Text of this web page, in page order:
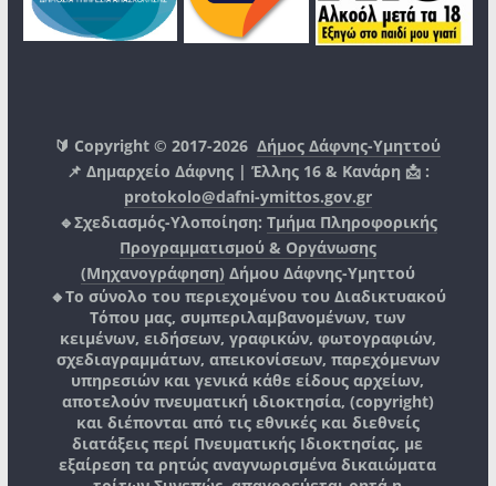
🔰 Copyright © 2017-2026Δήμος Δάφνης-Υμηττού
📌 Δημαρχείο Δάφνης | Έλλης 16 & Κανάρη 📩 :
protokolo@dafni-ymittos.gov.gr
🔹Σχεδιασμός-Υλοποίηση: Τμήμα Πληροφορικής
Προγραμματισμού & Οργάνωσης
(Μηχανογράφηση) Δήμου Δάφνης-Υμηττού
🔸Το σύνολο του περιεχομένου του Διαδικτυακού
Τόπου μας, συμπεριλαμβανομένων, των
κειμένων, ειδήσεων, γραφικών, φωτογραφιών,
σχεδιαγραμμάτων, απεικονίσεων, παρεχόμενων
υπηρεσιών και γενικά κάθε είδους αρχείων,
αποτελούν πνευματική ιδιοκτησία, (copyright)
και διέπονται από τις εθνικές και διεθνείς
διατάξεις περί Πνευματικής Ιδιοκτησίας, με
εξαίρεση τα ρητώς αναγνωρισμένα δικαιώματα